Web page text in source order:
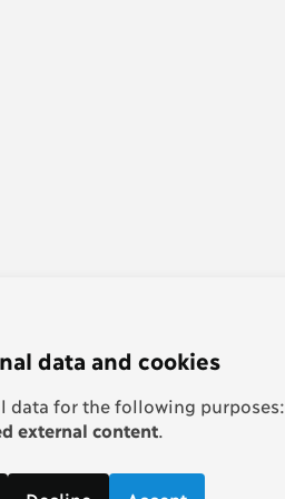
data and cookies
data for the following purposes:
external content